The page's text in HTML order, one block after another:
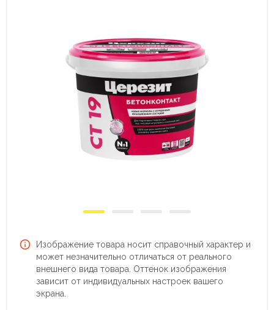
Изображение товара носит справочный характер и
может незначительно отличаться от реального
внешнего вида товара. Оттенок изображения
зависит от индивидуальных настроек вашего
экрана.